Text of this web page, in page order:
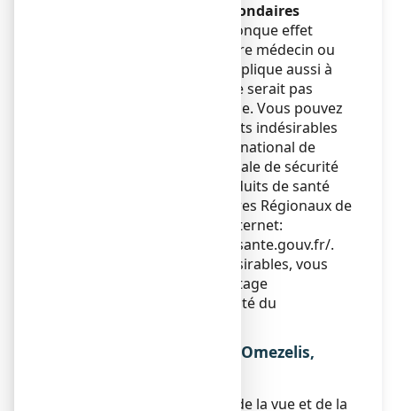
Déclaration des effets secondaires
Si vous ressentez un quelconque effet
indésirable, parlez-en à votre médecin ou
votre pharmacien. Ceci s’applique aussi à
tout effet indésirable qui ne serait pas
mentionné dans cette notice. Vous pouvez
également déclarer les effets indésirables
directement via le système national de
déclaration : Agence nationale de sécurité
du médicament et des produits de santé
(ANSM) et réseau des Centres Régionaux de
Pharmacovigilance - Site internet:
https://signalement.social-sante.gouv.fr/.
En signalant les effets indésirables, vous
contribuez à fournir davantage
d’informations sur la sécurité du
5. COMMENT CONSERVER Omezelis,
Tenir ce médicament hors de la vue et de la